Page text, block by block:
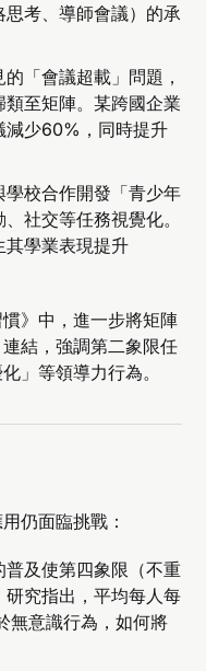
考、導師會議）的承
的「會議超載」問題，
至矩陣。某跨國企業
減少60%，同時提升
學校合作開發「青少年
社交等任務視覺化。
其學業表現提升
》中，進一步將矩陣
結，強調第二象限任
」等領導力行為。
仍面臨挑戰：
普及使第四象限（不重
究指出，平均每人每
無意識行為，如何將